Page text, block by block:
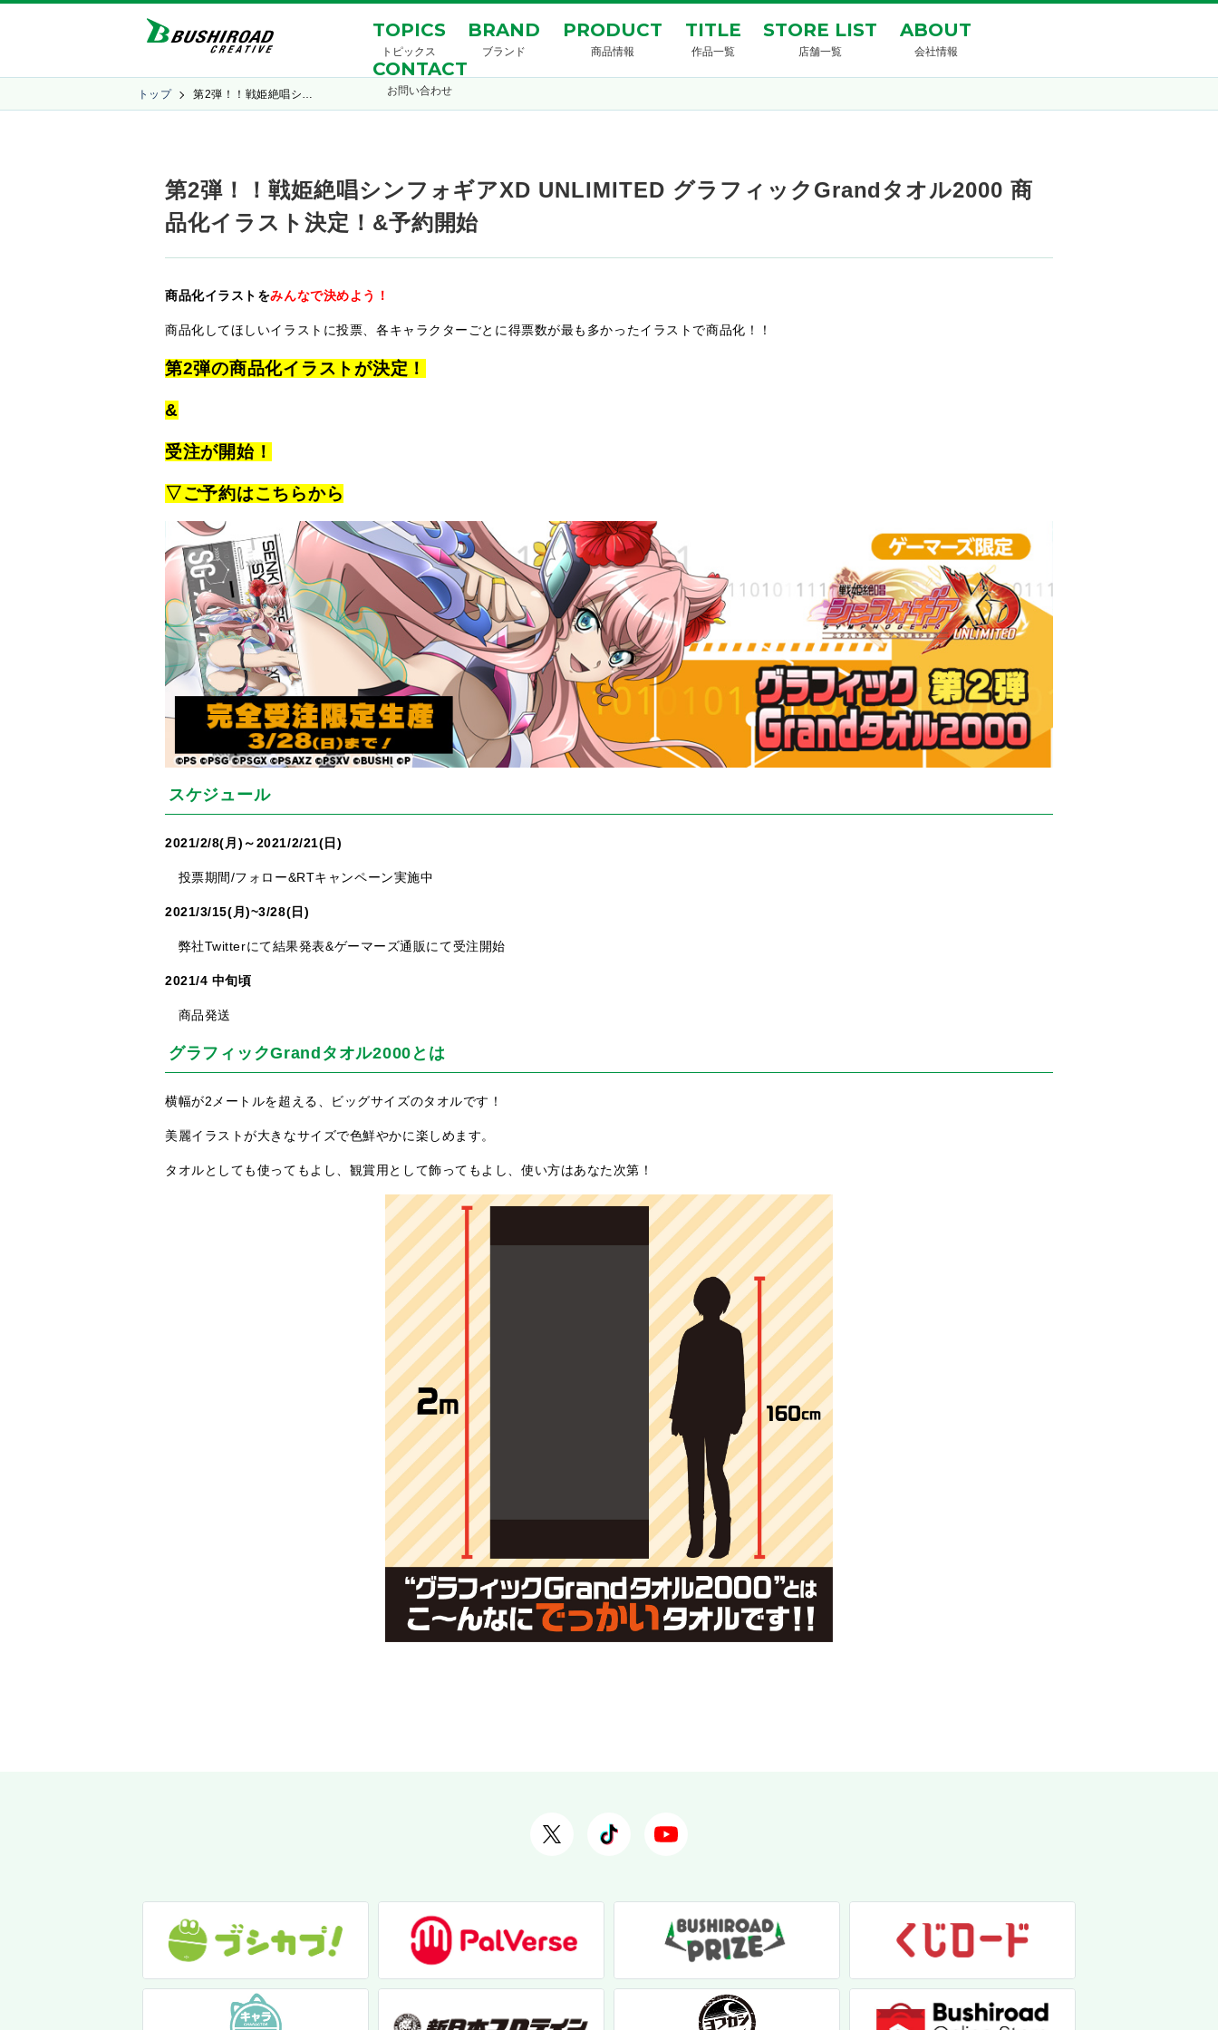
TOPICS
トピックス
BRAND
ブランド
PRODUCT
商品情報
TITLE
作品一覧
STORE LIST
店舗一覧
ABOUT
会社情報
CONTACT
お問い合わせ
トップ 第2弾！！戦姫絶唱シ…
第2弾！！戦姫絶唱シンフォギアXD UNLIMITED グラフィックGrandタオル2000 商
品化イラスト決定！&予約開始
商品化イラストをみんなで決めよう！
商品化してほしいイラストに投票、各キャラクターごとに得票数が最も多かったイラストで商品化！！
第2弾の商品化イラストが決定！
&
受注が開始！
▽ご予約はこちらから
スケジュール
2021/2/8(月)～2021/2/21(日)
投票期間/フォロー&RTキャンペーン実施中
2021/3/15(月)~3/28(日)
弊社Twitterにて結果発表&ゲーマーズ通販にて受注開始
2021/4 中旬頃
商品発送
グラフィックGrandタオル2000とは
横幅が2メートルを超える、ビッグサイズのタオルです！
美麗イラストが大きなサイズで色鮮やかに楽しめます。
タオルとしても使ってもよし、観賞用として飾ってもよし、使い方はあなた次第！